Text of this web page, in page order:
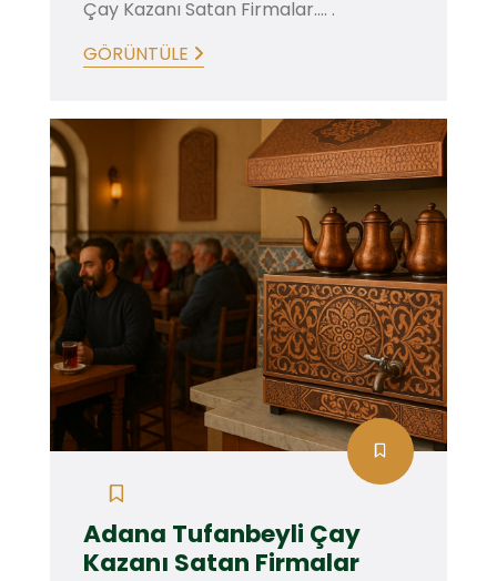
Çay Kazanı Satan Firmalar.... .
GÖRÜNTÜLE
Adana Tufanbeyli Çay
Kazanı Satan Firmalar